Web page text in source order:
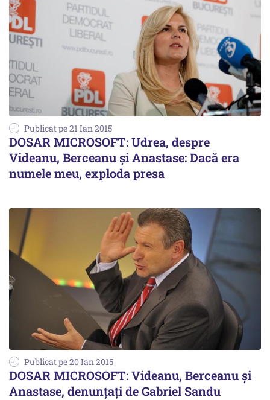
Publicat pe 21 Ian 2015
DOSAR MICROSOFT: Udrea, despre
Videanu, Berceanu și Anastase: Dacă era
numele meu, exploda presa
Publicat pe 20 Ian 2015
DOSAR MICROSOFT: Videanu, Berceanu și
Anastase, denunțați de Gabriel Sandu